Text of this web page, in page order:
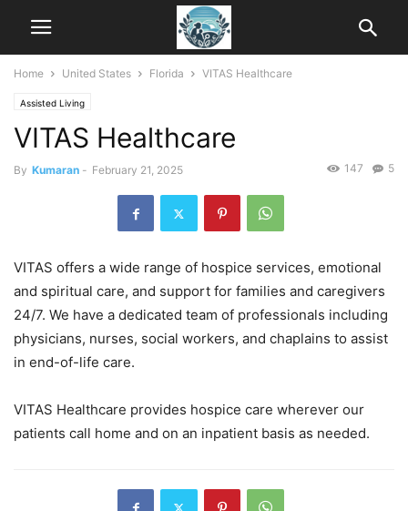
Home United States Florida VITAS Healthcare
Assisted Living
VITAS Healthcare
By Kumaran - February 21, 2025 5
147
VITAS offers a wide range of hospice services, emotional
and spiritual care, and support for families and caregivers
24/7. We have a dedicated team of professionals including
physicians, nurses, social workers, and chaplains to assist
in end-of-life care.
VITAS Healthcare provides hospice care wherever our
patients call home and on an inpatient basis as needed.